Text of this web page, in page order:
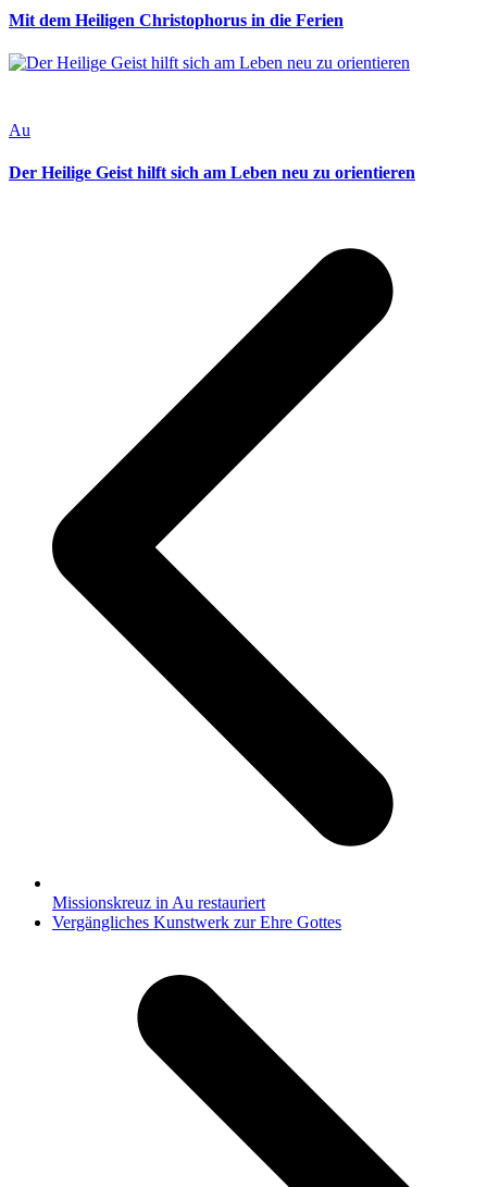
Mit dem Heiligen Christophorus in die Ferien
Au
Der Heilige Geist hilft sich am Leben neu zu orientieren
Missionskreuz in Au restauriert
Nächster
Vergängliches Kunstwerk zur Ehre Gottes